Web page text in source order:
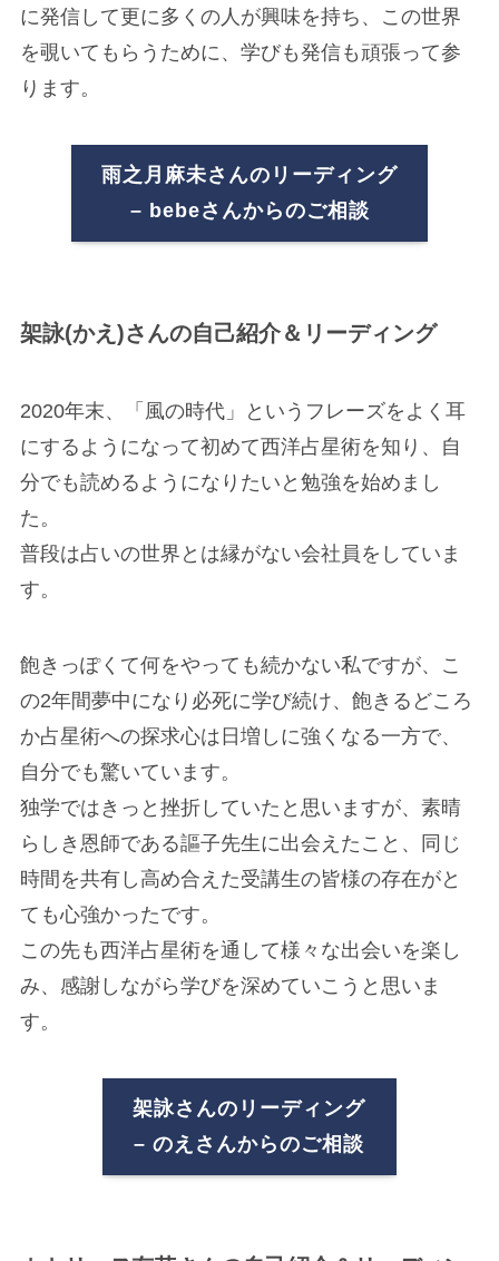
HOME
ホーム
ABOUT
桐吉謳子について
に発信して更に多くの人が興味を持ち、この世界
を覗いてもらうために、学びも発信も頑張って参
ります。
雨之月麻未さんのリーディング
– bebeさんからのご相談
架詠(かえ)さんの自己紹介＆リーディング
2020年末、「風の時代」というフレーズをよく耳
にするようになって初めて西洋占星術を知り、自
分でも読めるようになりたいと勉強を始めまし
た。
普段は占いの世界とは縁がない会社員をしていま
す。
飽きっぽくて何をやっても続かない私ですが、こ
の2年間夢中になり必死に学び続け、飽きるどころ
か占星術への探求心は日増しに強くなる一方で、
自分でも驚いています。
独学ではきっと挫折していたと思いますが、素晴
らしき恩師である謳子先生に出会えたこと、同じ
時間を共有し高め合えた受講生の皆様の存在がと
ても心強かったです。
この先も西洋占星術を通して様々な出会いを楽し
み、感謝しながら学びを深めていこうと思いま
す。
架詠さんのリーディング
– のえさんからのご相談